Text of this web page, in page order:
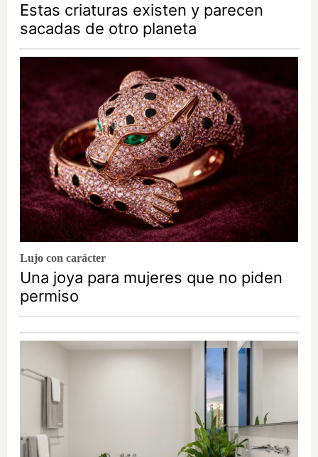
Estas criaturas existen y parecen
sacadas de otro planeta
Lujo con carácter
Una joya para mujeres que no piden
permiso